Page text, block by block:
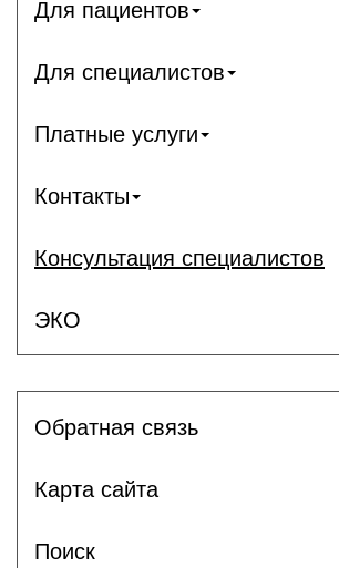
Для пациентов
Для специалистов
Платные услуги
Контакты
Консультация специалистов
ЭКО
Обратная связь
Карта сайта
Поиск